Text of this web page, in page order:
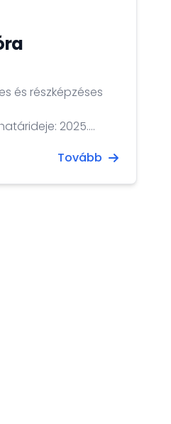
és részképzéses
institution/114-
Tovább